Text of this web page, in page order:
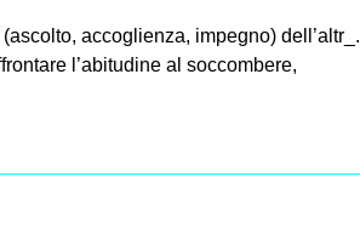
accoglienza, impegno) dell’altr_.
l’abitudine al soccombere,